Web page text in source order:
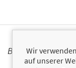
BÜCHER
Wir
auf unserer